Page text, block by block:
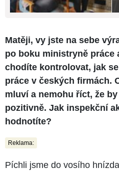
Matěji, vy jste na sebe
po boku ministryně práce
chodíte kontrolovat, jak
práce v českých firmách.
mluví a nemohu říct, že
pozitivně. Jak inspekční
hodnotíte?
Reklama:
Píchli jsme do vosího